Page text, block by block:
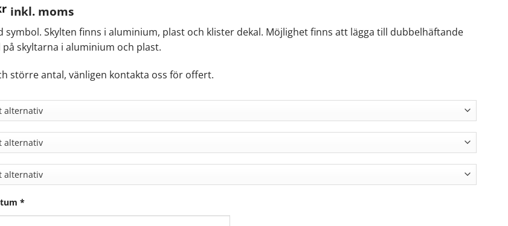
inkl. moms
symbol. Skylten finns i aluminium, plast och klister dekal. Möjlighet finns att lägga till dubbelhäftande
skyltarna i aluminium och plast.
större antal, vänligen kontakta oss för offert.
*